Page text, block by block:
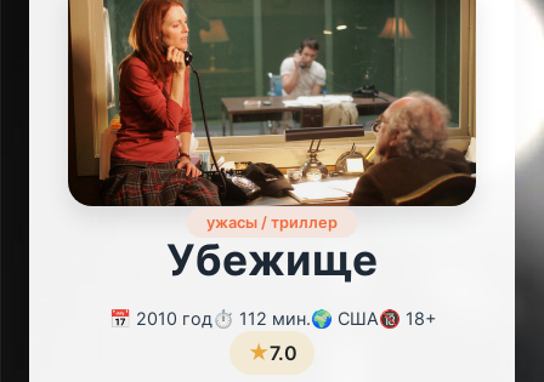
ужасы / триллер
Убежище
📅 2010 год⏱️ 112 мин.🌍 США🔞 18+
★7.0